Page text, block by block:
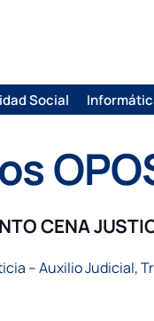
Social
CENA
– Auxilio Judicial,